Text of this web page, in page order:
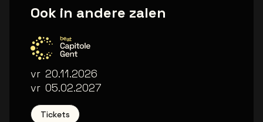
Ook in andere zalen
Capitole Gent
vr 20.11.2026
vr 05.02.2027
Tickets